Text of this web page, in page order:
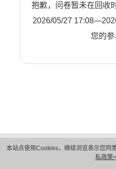
本站点使用Cookies，继续浏览表示您同
私政策>
抱歉，问卷暂未在回收
2026/05/27
您的参
隐私保护